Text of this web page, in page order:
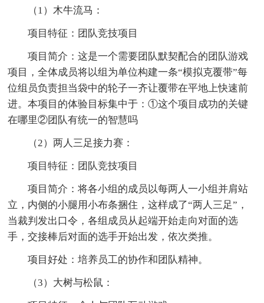
（1）木牛流马：
项目特征：团队竞技项目
项目简介：这是一个需要团队默契配合的团队游戏
项目，全体成员将以组为单位构建一条“模拟克覆带”每
位组员负责担当袋中的轮子一齐让覆带在平地上快速前
进。本项目的体验目标集中于：①这个项目成功的关键
在哪里②团队有统一的智慧吗
（2）两人三足接力赛：
项目特征：团队竞技项目
项目简介：将各小组的成员以每两人一小组并肩站
立，内侧的小腿用小布条捆住，这样成了“两人三足”，
当裁判发出口令，各组成员从起端开始走向对面的选
手，交接棒后对面的选手开始出发，依次类推。
项目好处：培养员工的协作和团队精神。
（3）大树与松鼠：